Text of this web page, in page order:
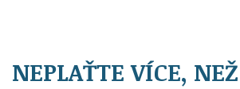
NEPLAŤTE VÍCE,